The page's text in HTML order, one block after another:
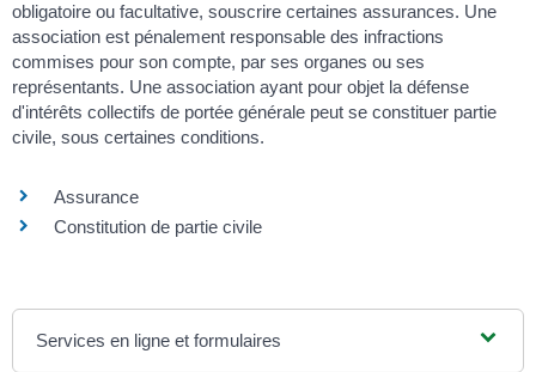
obligatoire ou facultative, souscrire certaines assurances. Une
association est pénalement responsable des infractions
commises pour son compte, par ses organes ou ses
représentants. Une association ayant pour objet la défense
d'intérêts collectifs de portée générale peut se constituer partie
civile, sous certaines conditions.
Assurance
Constitution de partie civile
Services en ligne et formulaires